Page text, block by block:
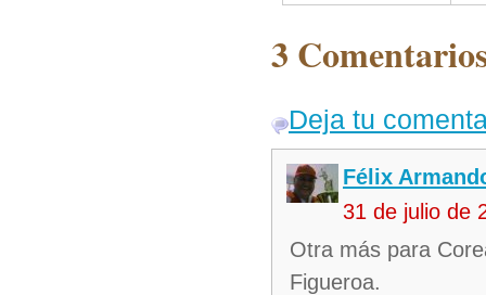
3
Deja tu
Félix
31 de julio de
Otra más para
Figueroa.